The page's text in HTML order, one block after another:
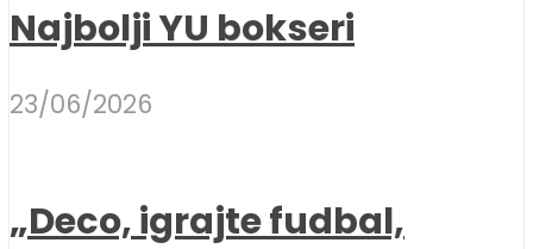
Najbolji YU bokseri
23/06/2026
„Deco, igrajte fudbal,